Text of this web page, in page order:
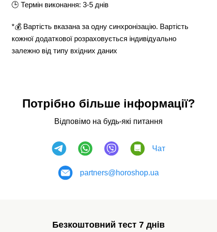
🕒 Термін виконання: 3-5 днів
*💰 Вартість вказана за одну синхронізацію. Вартість
кожної додаткової розраховується індивідуально
залежно від типу вхідних даних
Потрібно більше інформації?
Відповімо на будь-які питання
Чат
partners@horoshop.ua
Безкоштовний тест 7 днів